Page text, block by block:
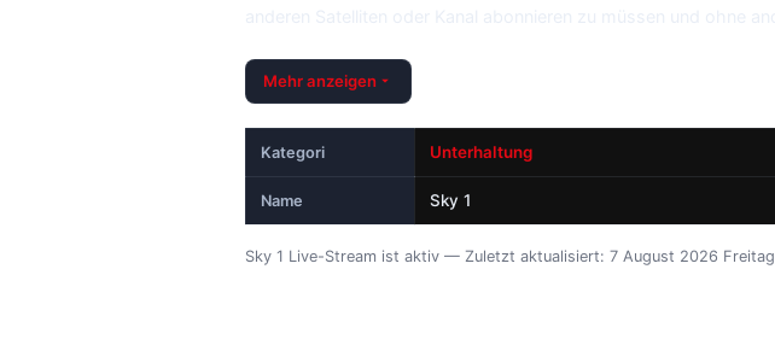
Mehr anzeigen
Kategori Unterhaltung
Name Sky 1
Sky 1 Live-Stream ist aktiv — Zuletzt aktualisiert: 7 August 2026 Freitag